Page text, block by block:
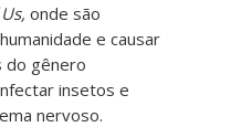
Us,onde são
e causar
do gênero
insetos e
nervoso.